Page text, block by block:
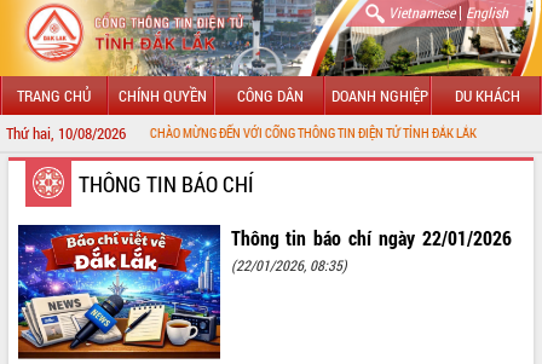
Vietnamese| English
TRANG CHỦ CHÍNH QUYỀN CÔNG DÂN DOANH NGHIỆP DU KHÁCH
Thứ hai, 10/08/2026CHÀO MỪNG ĐẾN VỚI CỔNG THÔNG TIN ĐIỆN TỬ TỈNH ĐẮK LẮK
GIỚI THIỆU
LÃNH ĐẠO UBND TỈNH
TIN TỨC SỰ KIỆN
SỞ, BAN, NGÀNH
THÔNG TIN BÁO CHÍ
Thông tin báo chí ngày 22/01/2026
(22/01/2026, 08:35)